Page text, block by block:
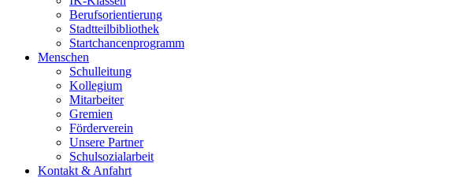
Berufsorientierung
Stadtteilbibliothek
Startchancenprogramm
Menschen
Schulleitung
Kollegium
Mitarbeiter
Gremien
Förderverein
Unsere Partner
Schulsozialarbeit
Kontakt & Anfahrt